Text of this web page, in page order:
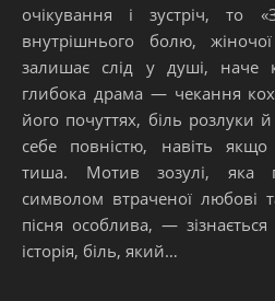
очікування і зустріч, то
внутрішнього болю,
залишає слід у душі, наче
глибока драма — чекання
його почуттях, біль розлуки
себе повністю, навіть
тиша. Мотив зозулі, яка
символом втраченої любові
пісня особлива, —
історія, біль, який…